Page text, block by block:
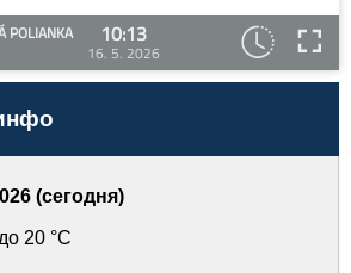
POLIANKA
10:13
16. 5. 2026
(сегодня)
20 °C